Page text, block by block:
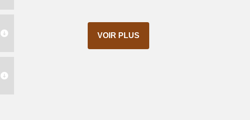
VOIR PLUS